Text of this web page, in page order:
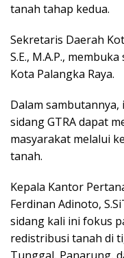
tanah tahap kedua.
Sekretaris Daerah
S.E., M.A.P.,
Kota Palangka Raya.
Dalam
sidang GTRA dapat
masyarakat melalui
tanah.
Kepala Kantor
Ferdinan Adinoto,
sidang kali ini fokus
redistribusi tanah di